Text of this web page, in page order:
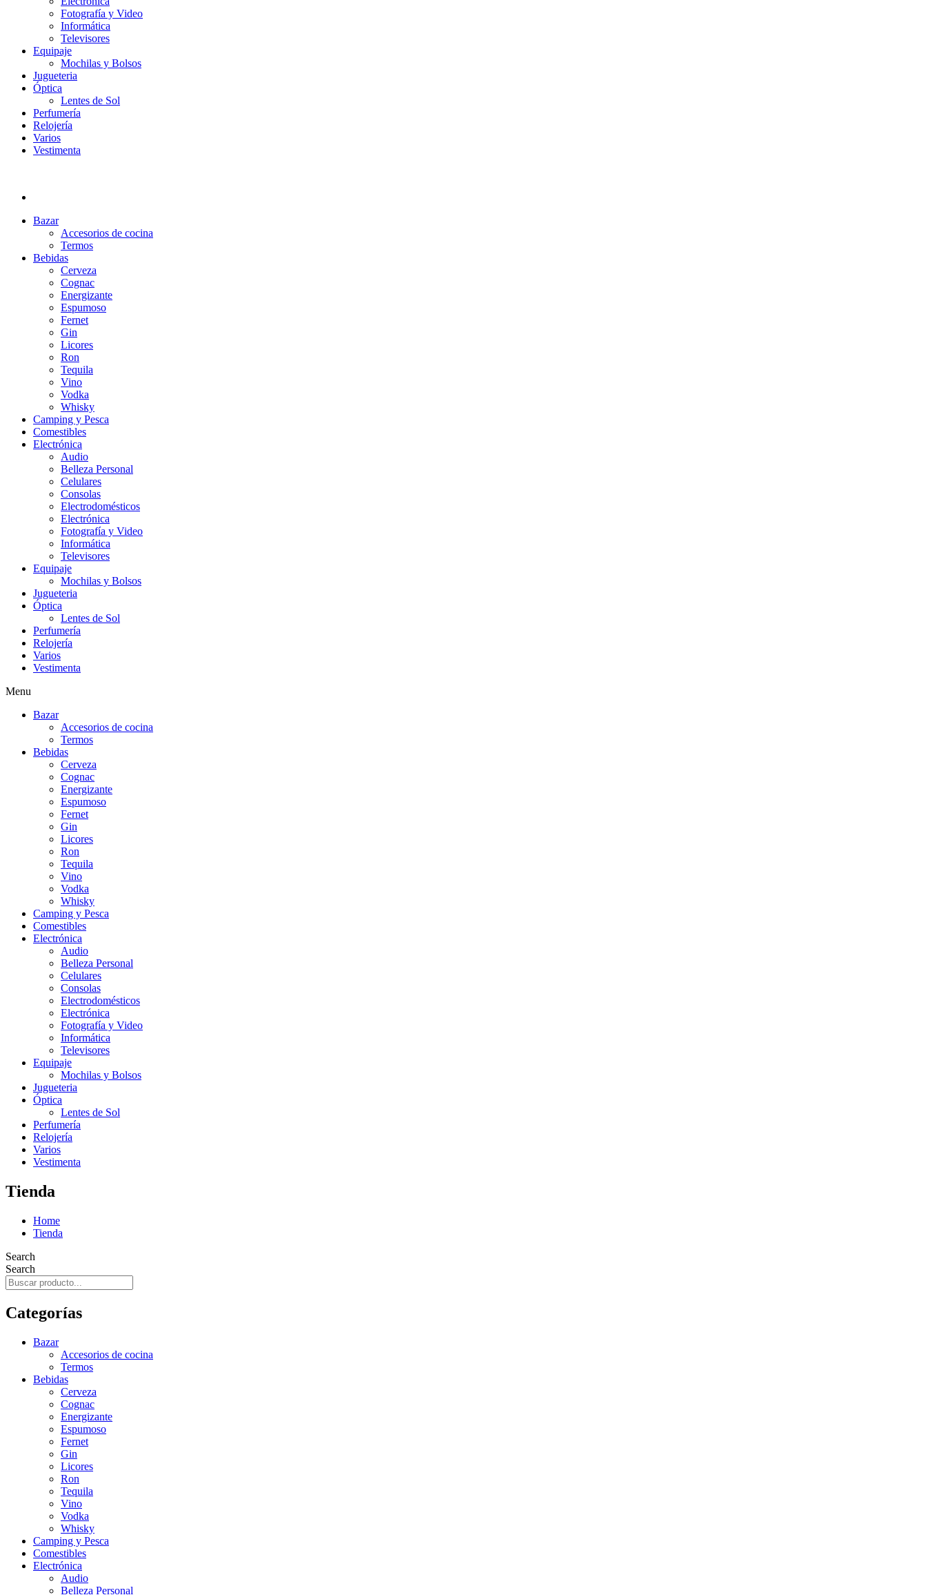
Fotografía y Video
Informática
Televisores
Equipaje
Mochilas y Bolsos
Jugueteria
Óptica
Lentes de Sol
Perfumería
Relojería
Varios
Vestimenta
Bazar
Accesorios de cocina
Termos
Bebidas
Cerveza
Cognac
Energizante
Espumoso
Fernet
Gin
Licores
Ron
Tequila
Vino
Vodka
Whisky
Camping y Pesca
Comestibles
Electrónica
Audio
Belleza Personal
Celulares
Consolas
Electrodomésticos
Electrónica
Fotografía y Video
Informática
Televisores
Equipaje
Mochilas y Bolsos
Jugueteria
Óptica
Lentes de Sol
Perfumería
Relojería
Varios
Vestimenta
Menu
Bazar
Accesorios de cocina
Termos
Bebidas
Cerveza
Cognac
Energizante
Espumoso
Fernet
Gin
Licores
Ron
Tequila
Vino
Vodka
Whisky
Camping y Pesca
Comestibles
Electrónica
Audio
Belleza Personal
Celulares
Consolas
Electrodomésticos
Electrónica
Fotografía y Video
Informática
Televisores
Equipaje
Mochilas y Bolsos
Jugueteria
Óptica
Lentes de Sol
Perfumería
Relojería
Varios
Vestimenta
Tienda
Home
Tienda
Search
Search
Categorías
Bazar
Accesorios de cocina
Termos
Bebidas
Cerveza
Cognac
Energizante
Espumoso
Fernet
Gin
Licores
Ron
Tequila
Vino
Vodka
Whisky
Camping y Pesca
Comestibles
Electrónica
Audio
Belleza Personal